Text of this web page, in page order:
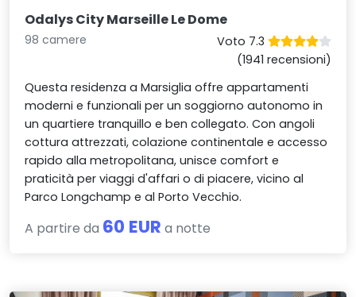
Odalys City Marseille Le Dome
98 camere
Voto 7.3
(1941 recensioni)
Questa residenza a Marsiglia offre appartamenti
moderni e funzionali per un soggiorno autonomo in
un quartiere tranquillo e ben collegato. Con angoli
cottura attrezzati, colazione continentale e accesso
rapido alla metropolitana, unisce comfort e
praticità per viaggi d'affari o di piacere, vicino al
Parco Longchamp e al Porto Vecchio.
A partire da 60 EUR a notte